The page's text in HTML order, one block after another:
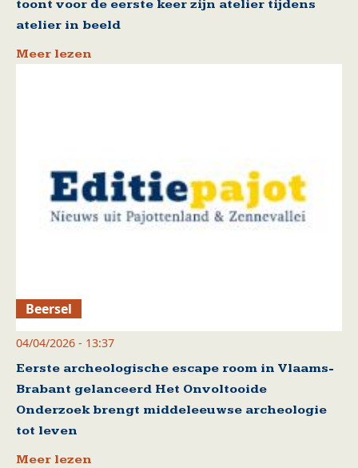
toont voor de eerste keer zijn atelier tijdens
atelier in beeld
Meer lezen
Beersel
04/04/2026 - 13:37
Eerste archeologische escape room in Vlaams-
Brabant gelanceerd Het Onvoltooide
Onderzoek brengt middeleeuwse archeologie
tot leven
Meer lezen